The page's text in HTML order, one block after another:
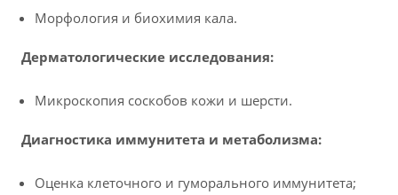
Морфология и биохимия кала.
Дерматологические исследования:
Микроскопия соскобов кожи и шерсти.
Диагностика иммунитета и метаболизма:
Оценка клеточного и гуморального иммунитета;